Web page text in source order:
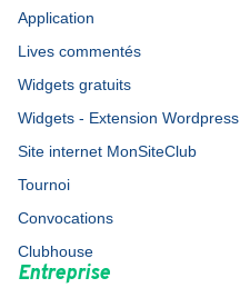
Application
Lives commentés
Widgets gratuits
Widgets - Extension Wordpress
Site internet MonSiteClub
Tournoi
Convocations
Clubhouse
Entreprise